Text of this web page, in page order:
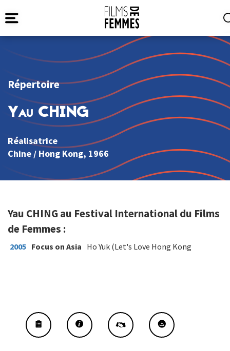
Répertoire
Yau CHING
Réalisatrice
Chine / Hong Kong, 1966
Yau CHING au Festival International du Films
de Femmes :
2005 Focus on Asia Ho Yuk (Let's Love Hong Kong